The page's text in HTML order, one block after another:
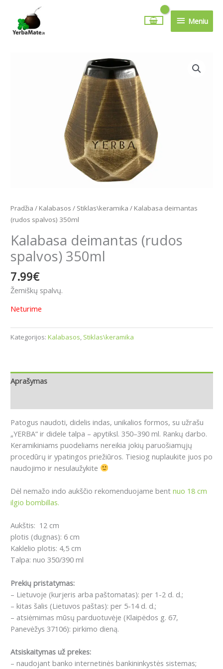
turinio
Meniu
Meniu
Pradžia / Kalabasos / Stiklas\keramika / Kalabasa deimantas
(rudos spalvos) 350ml
Kalabasa deimantas (rudos
spalvos) 350ml
7.99€
Žemiškų spalvų.
Neturime
Kategorijos: Kalabasos Stiklas\keramika
Aprašymas
Patogus naudoti, didelis indas, unikalios formos, su užrašu
„YERBA“ ir didele talpa – apytiksl. 350–390 ml. Rankų darbo.
Keramikiniams puodeliams nereikia jokių paruošiamųjų
procedūrų ir ypatingos priežiūros. Tiesiog nuplaukite juos po
naudojimo ir nesulaužykite
Dėl nemažo indo aukščio rekomenduojame bent nuo 18 cm
ilgio bombillas.
Aukštis: 12 cm
plotis (dugnas): 6 cm
Kaklelio plotis: 4,5 cm
Talpa: nuo 350/390 ml
Prekių pristatymas:
– Lietuvoje (kurjeris arba paštomatas): per 1-2 d. d.;
– kitas šalis (Lietuvos paštas): per 5-14 d. d.;
– atsiėmimas mūsų parduotuvėje (Klaipėdos g. 67,
Panevėžys 37106): pirkimo dieną.
Atsiskaitymas už prekes:
– naudojant banko internetinės bankininkystės sistemas;